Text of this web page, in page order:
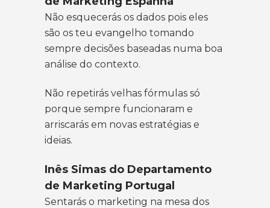
Não esquecerás os dados pois eles
são os teu evangelho tomando
sempre decisões baseadas numa boa
análise do contexto.
Não repetirás velhas fórmulas só
porque sempre funcionaram e
arriscarás em novas estratégias e
ideias.
Inês Simas do Departamento
de Marketing Portugal
Sentarás o marketing na mesa dos